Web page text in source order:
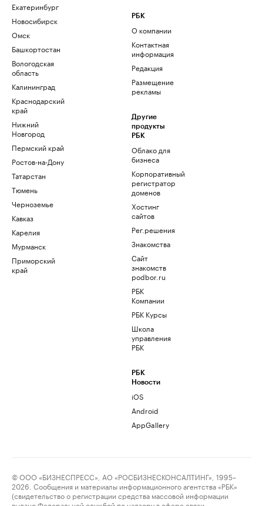
Екатеринбург
Новосибирск
Омск
Башкортостан
Вологодская
область
Калининград
Краснодарский
край
Нижний
Новгород
Пермский край
Ростов-на-Дону
Татарстан
Тюмень
Черноземье
Кавказ
Карелия
Мурманск
Приморский
край
РБК
О компании
Контактная
информация
Редакция
Размещение
рекламы
Другие
продукты
РБК
Облако для
бизнеса
Корпоративный
регистратор
доменов
Хостинг
сайтов
Рег.решения
Знакомства
Сайт
знакомств
podbor.ru
РБК
Компании
РБК Курсы
Школа
управления
РБК
РБК
Новости
iOS
Android
AppGallery
© ООО «БИЗНЕСПРЕСС», АО «РОСБИЗНЕСКОНСАЛТИНГ», 1995–
2026. Сообщения и материалы информационного агентства «РБК»
(свидетельство о регистрации средства массовой информации